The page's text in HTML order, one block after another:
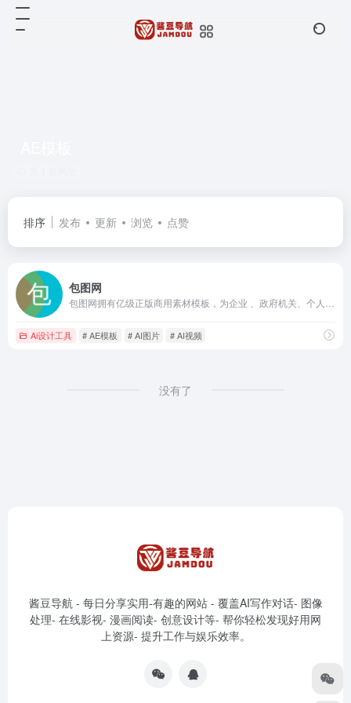
排序 发布 更新 浏览 点赞
包图网
Ai设计工具 # AE模板 # AI图片 # AI视频
没有了
酱豆导航 - 每日分享实用-有趣的网站 - 覆盖AI写作对话- 图像
处理- 在线影视- 漫画阅读- 创意设计等- 帮你轻松发现好用网
上资源- 提升工作与娱乐效率。